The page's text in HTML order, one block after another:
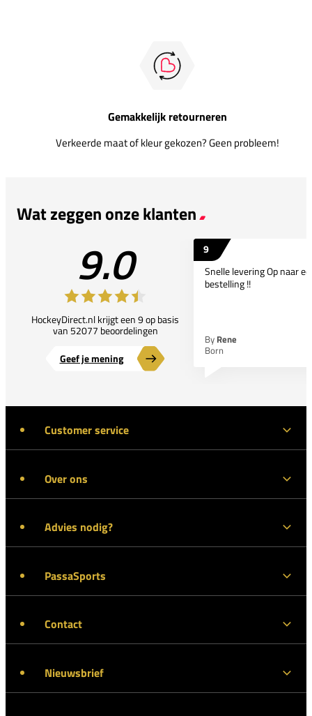
Gemakkelijk retourneren
Verkeerde maat of kleur gekozen? Geen probleem!
Wat zeggen onze klanten
9.0
HockeyDirect.nl krijgt een 9 op basis
van 52077 beoordelingen
Geef je mening
9
Snelle levering Op naar
bestelling !!
By Rene
Born
Customer service
Over ons
Advies nodig?
PassaSports
Contact
Nieuwsbrief